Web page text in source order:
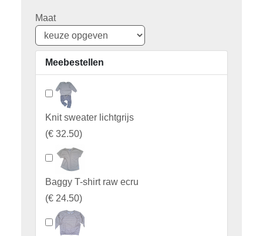
Maat
Meebestellen
Knit sweater lichtgrijs
(€ 32.50)
Baggy T-shirt raw ecru
(€ 24.50)